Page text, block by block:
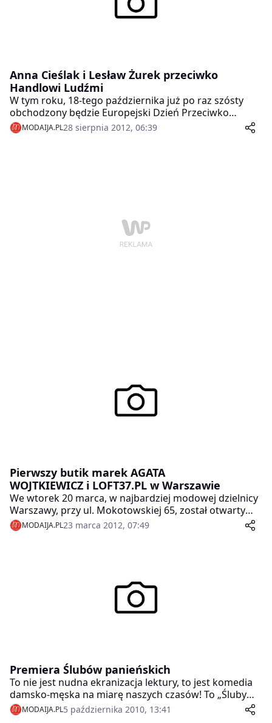
Anna Cieślak i Lesław Żurek przeciwko
Handlowi Ludźmi
W tym roku, 18-tego października już po raz szósty
obchodzony będzie Europejski Dzień Przeciwko
Handlowi Ludźmi. Z tej okazji w dniach 16-18
października w warszawskim kinie MURANÓW
MODAIJA.PL28 sierpnia 2012, 06:39
Pierwszy butik marek AGATA
WOJTKIEWICZ i LOFT37.PL w Warszawie
We wtorek 20 marca, w najbardziej modowej dzielnicy
Warszawy, przy ul. Mokotowskiej 65, został otwarty
pierwszy, autorski butik marek AGATA WOJTKIEWICZ i
LOFT37.PL. Na uroczystym otwarciu zjawili się
projektantek na sezon wiosna-lato 2012.
MODAIJA.PL23 marca 2012, 07:49
Premiera Ślubów panieńskich
To nie jest nudna ekranizacja lektury, to jest komedia
damsko-męska na miarę naszych czasów! To „Śluby
panieńskie” Aleksandra Fredry w reżyserii Filipa Bajona
z doborową obsadą, które w poniedziałek, 4.
MODAIJA.PL5 października 2010, 13:41